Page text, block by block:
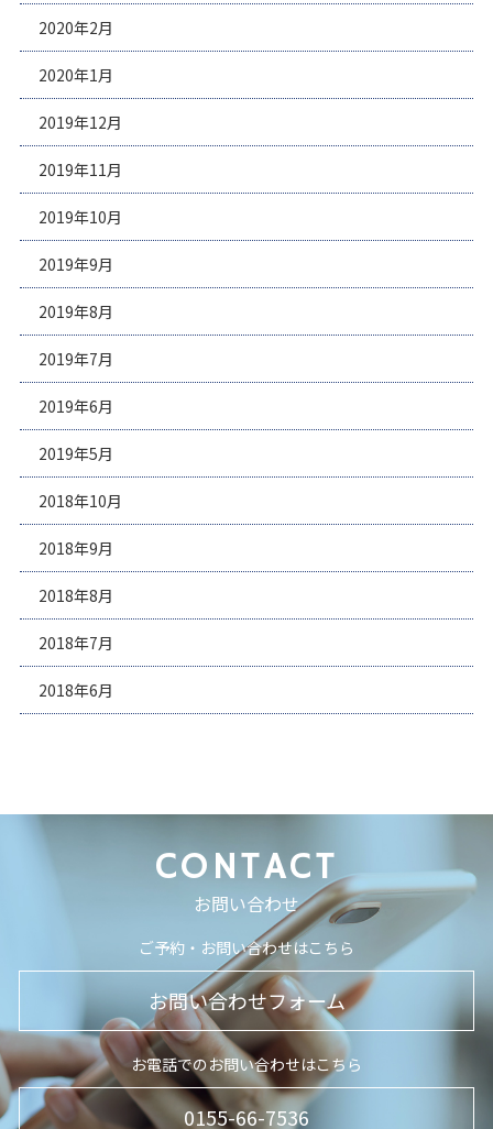
2020年2月
2020年1月
2019年12月
2019年11月
2019年10月
2019年9月
2019年8月
2019年7月
2019年6月
2019年5月
2018年10月
2018年9月
2018年8月
2018年7月
2018年6月
CONTACT
お問い合わせ
ご予約・お問い合わせはこちら
お問い合わせフォーム
お電話でのお問い合わせはこちら
0155-66-7536